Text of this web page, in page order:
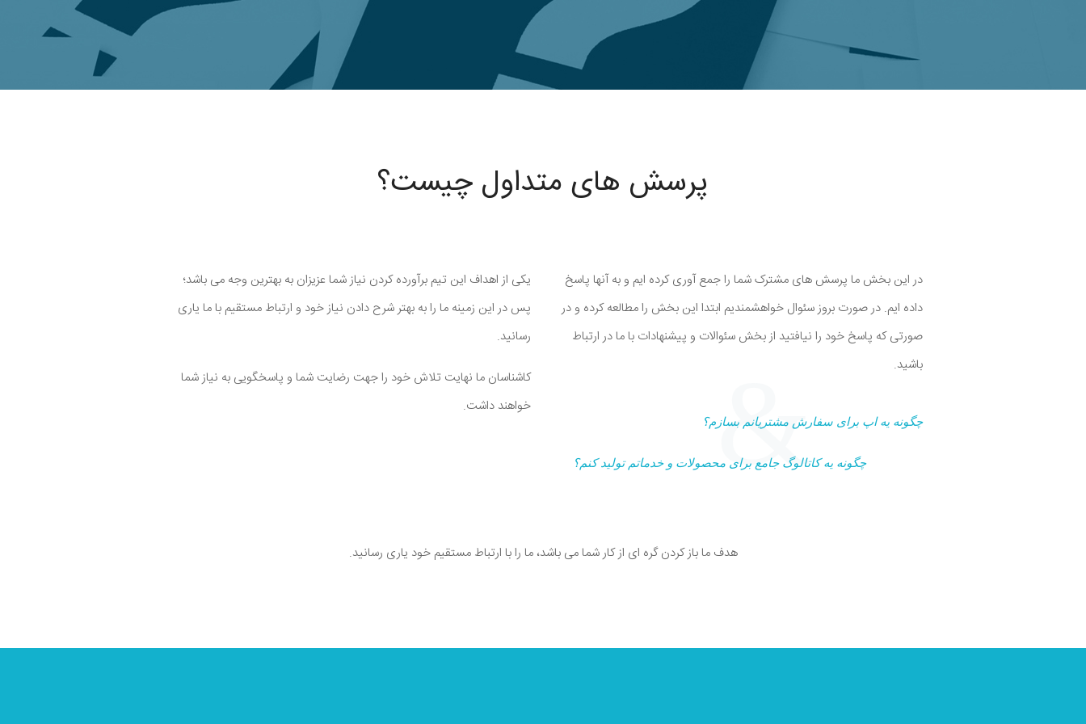
پرسش های متداول چیست؟
در این بخش ما پرسش های مشترک شما را جمع آوری کرده ایم و به آنها پاسخ
داده ایم. در صورت بروز سئوال خواهشمندیم ابتدا این بخش را مطالعه کرده و در
صورتی که پاسخ خود را نیافتید از بخش سئوالات و پیشنهادات با ما در ارتباط
باشید.
چگونه یه اپ برای سفارش مشتریانم بسازم؟
چگونه یه کاتالوگ جامع برای محصولات و خدماتم تولید کنم؟
یکی از اهداف این تیم برآورده کردن نیاز شما عزیزان به بهترین وجه می باشد؛
پس در این زمینه ما را به بهتر شرح دادن نیاز خود و ارتباط مستقیم با ما یاری
رسانید.
کاشناسان ما نهایت تلاش خود را جهت رضایت شما و پاسخگویی به نیاز شما
خواهند داشت.
هدف ما باز کردن گره ای از کار شما می باشد، ما را با ارتباط مستقیم خود یاری رسانید.